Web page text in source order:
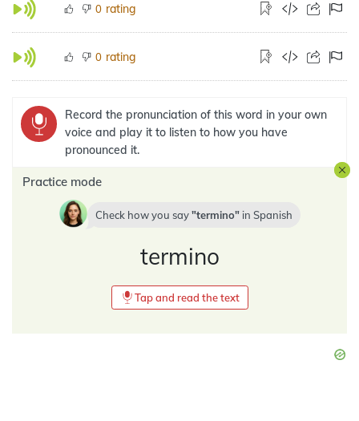
0 rating
0 rating
Record the pronunciation of this word in your own
voice and play it to listen to how you have
pronounced it.
Practice mode
Check how you say termino in Spanish
termino
Tap and read the text